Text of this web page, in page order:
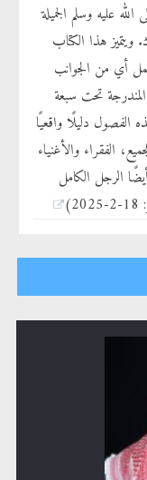
عليه وسلم الجميلة
هذا الكتاب
أي من الجوانب
تحت سبعة
الفصول دليلًا واقعيًا
الفقراء والأغنياء
الرجل الكامل